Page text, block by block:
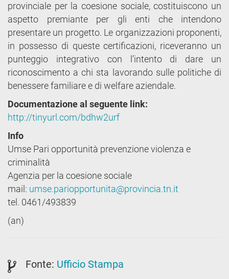
provinciale per la coesione sociale, costituiscono un
aspetto premiante per gli enti che intendono
presentare un progetto. Le organizzazioni proponenti,
in possesso di queste certificazioni, riceveranno un
punteggio integrativo con l’intento di dare un
riconoscimento a chi sta lavorando sulle politiche di
benessere familiare e di welfare aziendale.
Documentazione al seguente link:
http://tinyurl.com/bdhw2urf
Info
Umse Pari opportunità prevenzione violenza e
criminalità
Agenzia per la coesione sociale
mail: umse.pariopportunita@provincia.tn.it
tel. 0461/493839
(an)
Fonte: Ufficio Stampa